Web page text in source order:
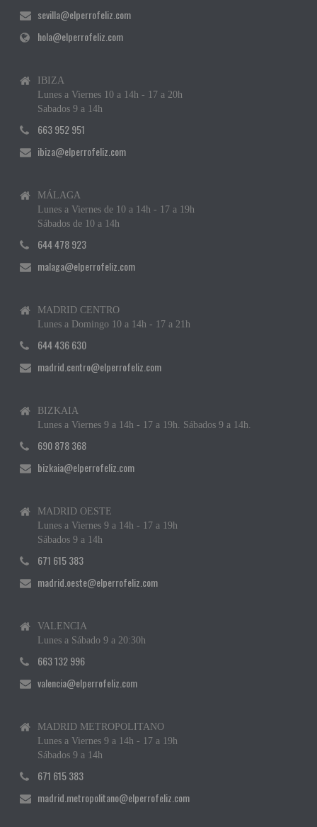
sevilla@elperrofeliz.com
hola@elperrofeliz.com
IBIZA
Lunes a Viernes 10 a 14h - 17 a 20h
Sabados 9 a 14h
663 952 951
ibiza@elperrofeliz.com
MÁLAGA
Lunes a Viernes de 10 a 14h - 17 a 19h
Sábados de 10 a 14h
644 478 923
malaga@elperrofeliz.com
MADRID CENTRO
Lunes a Domingo 10 a 14h - 17 a 21h
644 436 630
madrid.centro@elperrofeliz.com
BIZKAIA
Lunes a Viernes 9 a 14h - 17 a 19h. Sábados 9 a 14h.
690 878 368
bizkaia@elperrofeliz.com
MADRID OESTE
Lunes a Viernes 9 a 14h - 17 a 19h
Sábados 9 a 14h
671 615 383
madrid.oeste@elperrofeliz.com
VALENCIA
Lunes a Sábado 9 a 20:30h
663 132 996
valencia@elperrofeliz.com
MADRID METROPOLITANO
Lunes a Viernes 9 a 14h - 17 a 19h
Sábados 9 a 14h
671 615 383
madrid.metropolitano@elperrofeliz.com